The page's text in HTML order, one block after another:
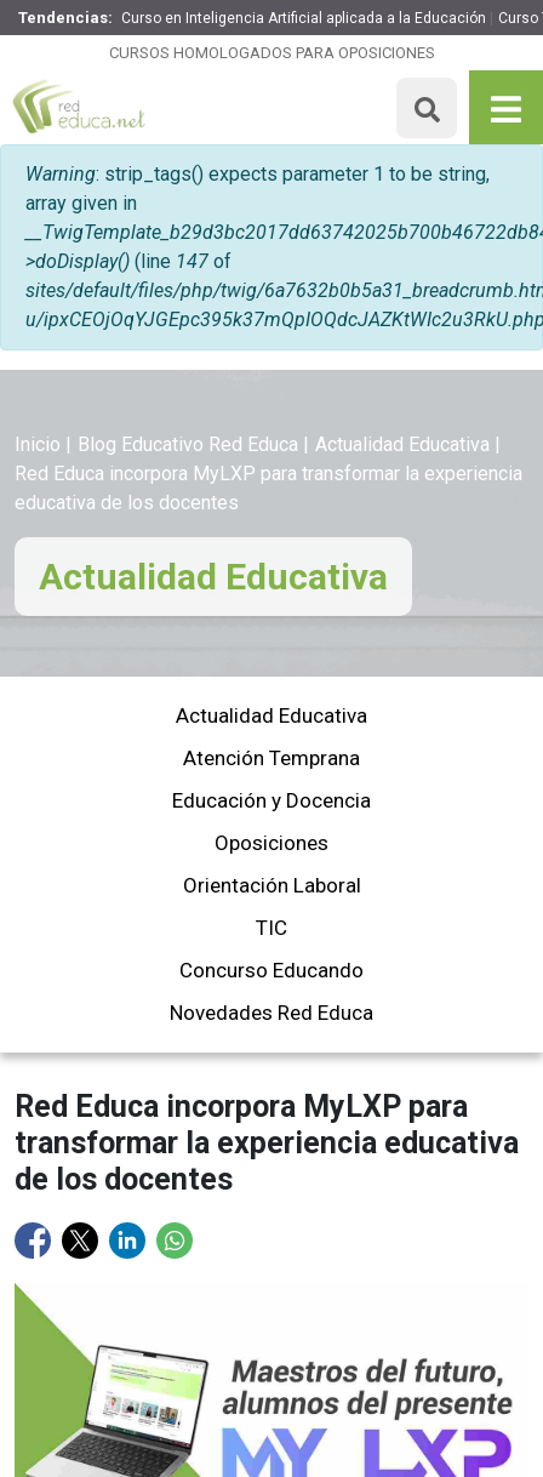
Tendencias: Curso en Inteligencia Artificial aplicada a la Educación Curso
CURSOS HOMOLOGADOS PARA OPOSICIONES
Mensaje de error
Warning: strip_tags() expects parameter 1 to be string,
array given in
>doDisplay() (line 147 of
sites/default/files/php/twig/
u/
Inicio Blog Educativo Red Educa
Actualidad Educativa
Red Educa incorpora MyLXP para transformar la experiencia
educativa de los docentes
Actualidad Educativa
Actualidad Educativa
Atención Temprana
Educación y Docencia
Oposiciones
Orientación Laboral
TIC
Concurso Educando
Novedades Red Educa
Red Educa incorpora MyLXP para
transformar la experiencia educativa
de los docentes